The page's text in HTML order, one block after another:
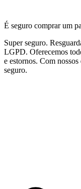
É seguro comprar um
Super seguro.
LGPD. Oferecemos
e estornos. Com
seguro.